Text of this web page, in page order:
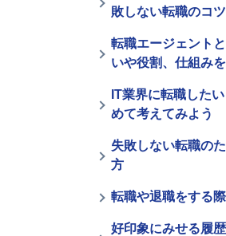
敗しない転職のコツ
転職エージェント
いや役割、仕組み
IT業界に転職した
めて考えてみよう
失敗しない転職の
方
転職や退職をする
好印象にみせる履